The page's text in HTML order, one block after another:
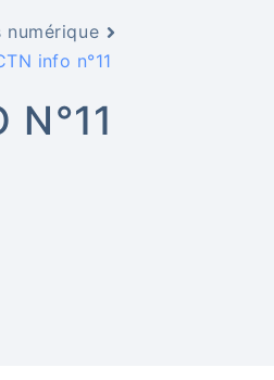
numérique
info n°11
N°11